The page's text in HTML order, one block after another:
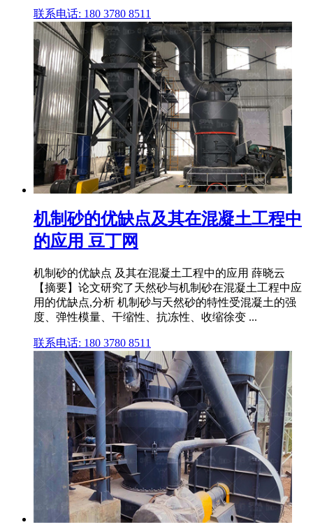
联系电话: 180 3780 8511
机制砂的优缺点及其在混凝土工程中
的应用 豆丁网
机制砂的优缺点 及其在混凝土工程中的应用 薛晓云
【摘要】论文研究了天然砂与机制砂在混凝土工程中应
用的优缺点,分析 机制砂与天然砂的特性受混凝土的强
度、弹性模量、干缩性、抗冻性、收缩徐变 ...
联系电话: 180 3780 8511